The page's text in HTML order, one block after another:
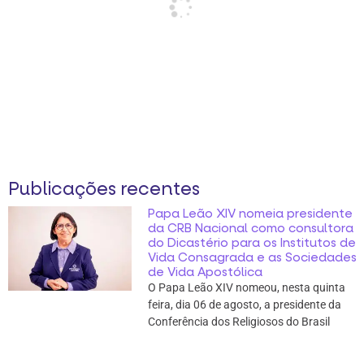
Publicações recentes
Papa Leão XIV nomeia presidente
da CRB Nacional como consultora
do Dicastério para os Institutos de
Vida Consagrada e as Sociedades
de Vida Apostólica
O Papa Leão XIV nomeou, nesta quinta
feira, dia 06 de agosto, a presidente da
Conferência dos Religiosos do Brasil